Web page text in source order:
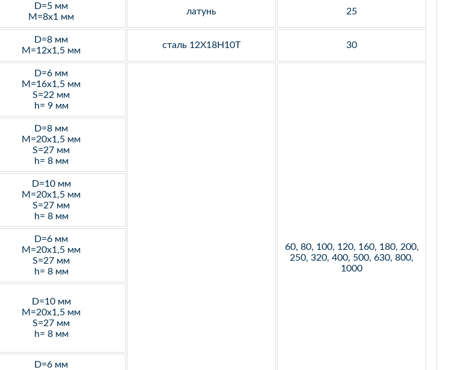
D=5 мм
M=8х1 мм
латунь 25
D=8 мм
M=12х1,5 мм
сталь 12Х18Н10Т 30
D=6 мм
M=16х1,5 мм
S=22 мм
h= 9 мм
60, 80, 100, 120, 160, 180, 200,
250, 320, 400, 500, 630, 800,
1000
D=8 мм
M=20х1,5 мм
S=27 мм
h= 8 мм
D=10 мм
M=20х1,5 мм
S=27 мм
h= 8 мм
D=6 мм
M=20х1,5 мм
S=27 мм
h= 8 мм
D=10 мм
M=20х1,5 мм
S=27 мм
h= 8 мм
D=6 мм